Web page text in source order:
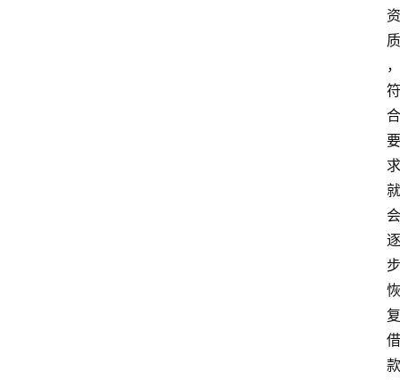
资
质
，
符
合
要
求
就
会
逐
步
恢
复
借
款